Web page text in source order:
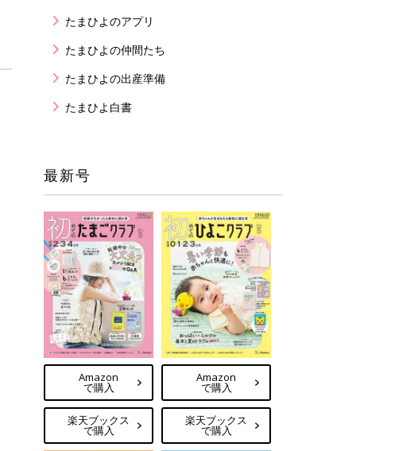
たまひよのアプリ
たまひよの仲間たち
たまひよの出産準備
たまひよ白書
最新号
Amazon
で購入
楽天ブックス
で購入
Amazon
で購入
楽天ブックス
で購入